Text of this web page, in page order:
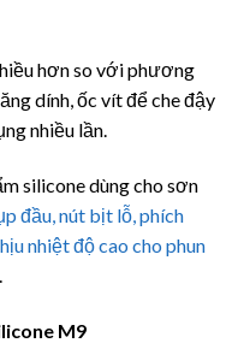
hơn so với phương
dính, ốc vít để che đậy
nhiều lần.
silicone dùng cho sơn
đầu, nút bịt lỗ, phích
nhiệt độ cao cho phun
.
M9